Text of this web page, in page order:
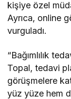
kişiye özel
Ayrıca, online
vurguladı.
“Bağımlılık
Topal, tedavi
görüşmelere
yüz yüze hem